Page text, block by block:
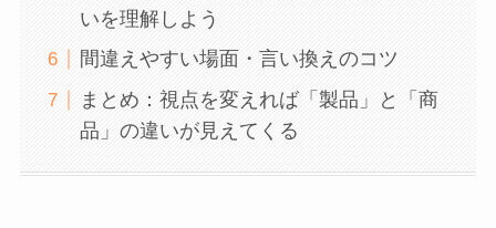
いを理解しよう
間違えやすい場面・言い換えのコツ
まとめ：視点を変えれば「製品」と「商
品」の違いが見えてくる